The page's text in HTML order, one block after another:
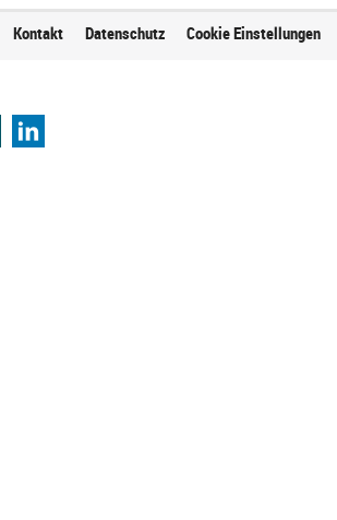
Kontakt Datenschutz Cookie Einstellungen